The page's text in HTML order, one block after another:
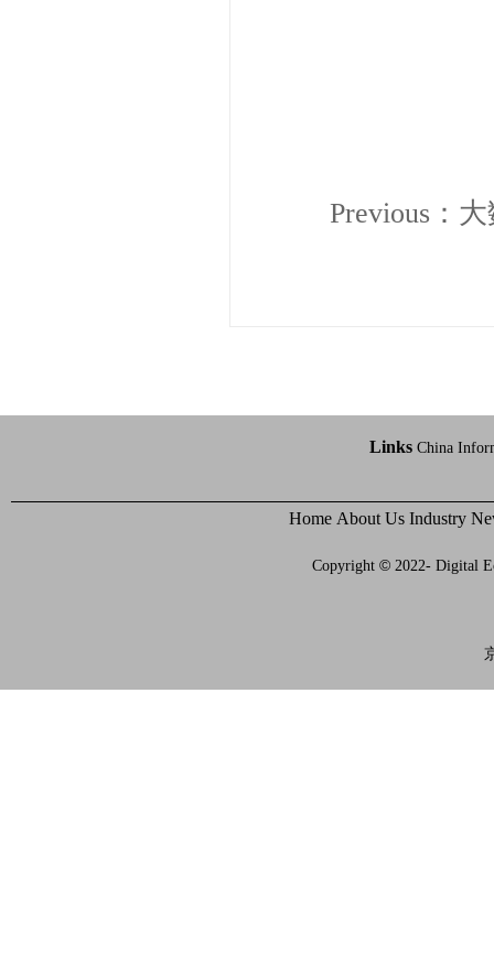
Previous：
Links China
Home About Us Industry
Copyright ©2022- Digital